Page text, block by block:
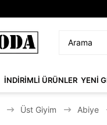
İNDİRİMLİ ÜRÜNLER YENİ
Üst Giyim Abiye